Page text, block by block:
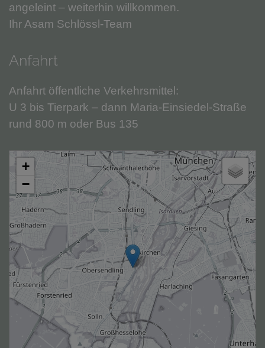
angeleint – weiterhin willkommen.
Ihr Asam Schlössl-Team
Anfahrt
Anfahrt öffentliche Verkehrsmittel:
U 3 bis Tierpark – dann Maria-Einsiedel-Straße
rund 800 m oder Bus 135
+
−